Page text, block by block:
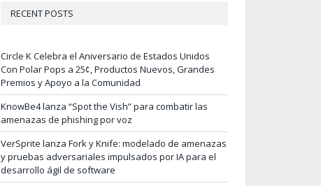
RECENT POSTS
Circle K Celebra el Aniversario de Estados Unidos
Con Polar Pops a 25¢, Productos Nuevos, Grandes
Premios y Apoyo a la Comunidad
KnowBe4 lanza “Spot the Vish” para combatir las
amenazas de phishing por voz
VerSprite lanza Fork y Knife: modelado de amenazas
y pruebas adversariales impulsados por IA para el
desarrollo ágil de software